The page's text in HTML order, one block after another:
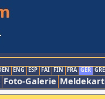
ENG ESP FAI FIN FRA GER GRE
Foto-Galerie